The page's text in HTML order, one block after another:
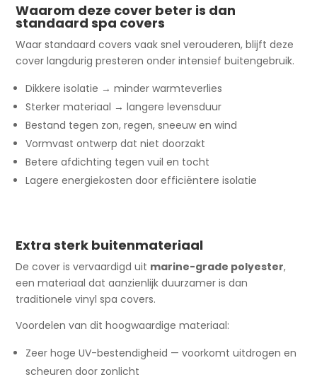
Waarom deze cover beter is dan
standaard spa covers
Waar standaard covers vaak snel verouderen, blijft deze
cover langdurig presteren onder intensief buitengebruik.
Dikkere isolatie → minder warmteverlies
Sterker materiaal → langere levensduur
Bestand tegen zon, regen, sneeuw en wind
Vormvast ontwerp dat niet doorzakt
Betere afdichting tegen vuil en tocht
Lagere energiekosten door efficiëntere isolatie
Extra sterk buitenmateriaal
De cover is vervaardigd uit marine-grade polyester,
een materiaal dat aanzienlijk duurzamer is dan
traditionele vinyl spa covers.
Voordelen van dit hoogwaardige materiaal:
Zeer hoge UV-bestendigheid — voorkomt uitdrogen en
scheuren door zonlicht